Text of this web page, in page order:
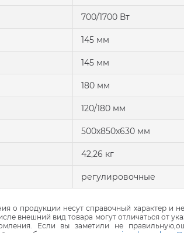
700/1700 Вт
145 мм
145 мм
180 мм
120/180 мм
500х850х630 мм
42,26 кг
регулировочные
о продукции несут справочный характер и
внешний вид товара могут отличаться от
Если вы заметили не